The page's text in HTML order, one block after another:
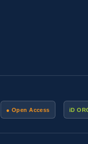
● Open Access iD